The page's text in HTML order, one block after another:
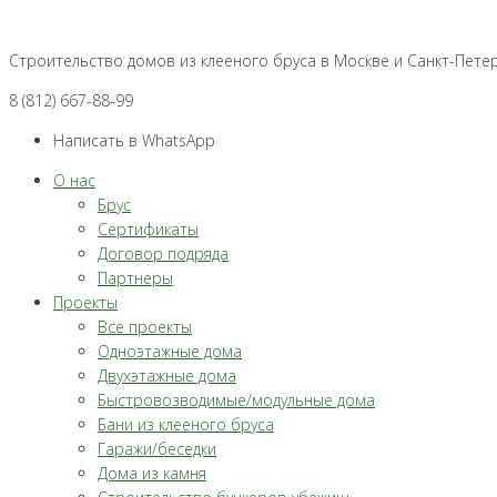
контенту
Строительство домов из клееного бруса в Москве и Санкт-
8 (812) 667-88-99
Написать в WhatsApp
О нас
Брус
Сертификаты
Договор подряда
Партнеры
Проекты
Все проекты
Одноэтажные дома
Двухэтажные дома
Быстровозводимые/модульные дома
Бани из клееного бруса
Гаражи/беседки
Дома из камня